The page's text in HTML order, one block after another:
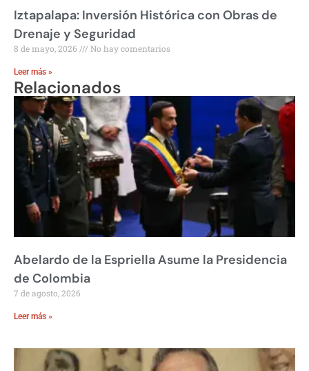
Iztapalapa: Inversión Histórica con Obras de
Drenaje y Seguridad
8 de mayo, 2026 No hay comentarios
Leer más »
Relacionados
Abelardo de la Espriella Asume la Presidencia
de Colombia
7 de agosto, 2026
Leer más »